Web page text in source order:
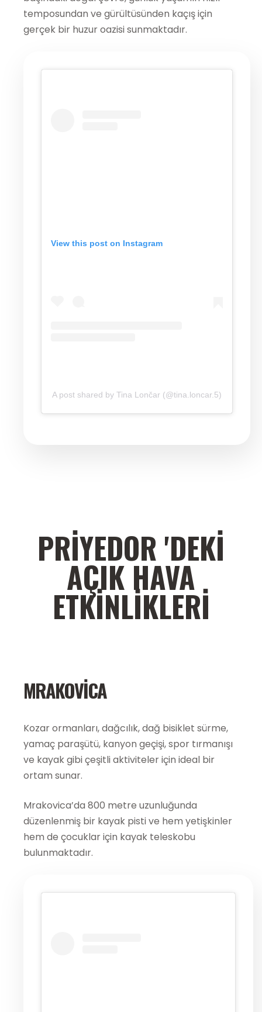
View this post on Instagram
A post shared by Tina Lončar (@tina.loncar.5)
temposundan ve gürültüsünden kaçış için
gerçek bir huzur oazisi sunmaktadır.
PRIYEDOR 'DEKI
AÇIK HAVA
ETKINLIKLERI
MRAKOVICA
Kozar ormanları, dağcılık, dağ bisiklet sürme,
yamaç paraşütü, kanyon geçişi, spor tırmanışı
ve kayak gibi çeşitli aktiviteler için ideal bir
ortam sunar.
Mrakovica’da 800 metre uzunluğunda
düzenlenmiş bir kayak pisti ve hem yetişkinler
hem de çocuklar için kayak teleskobu
bulunmaktadır.